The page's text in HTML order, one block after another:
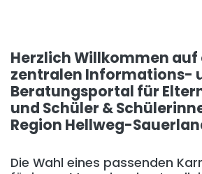
Herzlich Willkommen auf
zentralen Informations-
Beratungsportal für
und Schüler &
Region Hellweg-
Die Wahl eines passenden